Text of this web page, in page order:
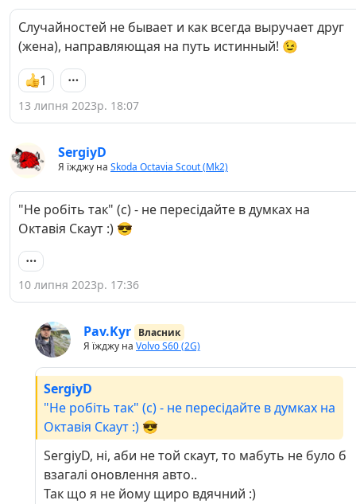
Случайностей не бывает и как всегда выручает друг
(жена), направляющая на путь истинный! 😉
1
13 липня 2023р. 18:07
SergiyD
Я їжджу на Skoda Octavia Scout (Mk2)
"Не робіть так" (с) - не пересідайте в думках на
Октавія Скаут :) 😎
10 липня 2023р. 17:36
Pav.Kyr Власник
Я їжджу на Volvo S60 (2G)
SergiyD
"Не робіть так" (с) - не пересідайте в думках на
Октавія Скаут :) 😎
SergiyD, ні, аби не той скаут, то мабуть не було б
взагалі оновлення авто..
Так що я не йому щиро вдячний :)